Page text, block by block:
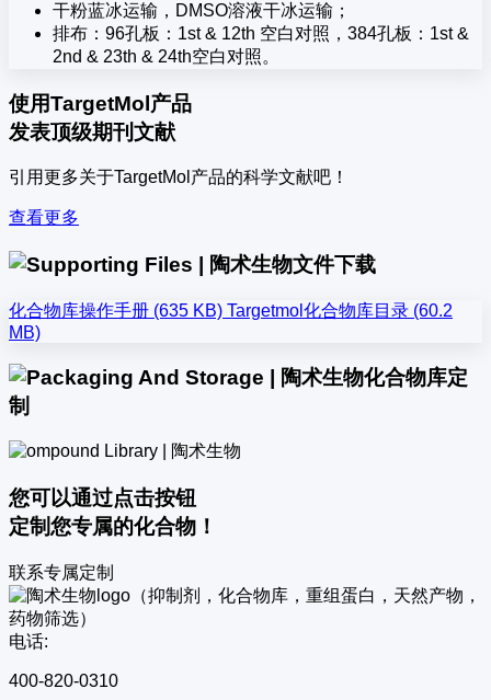
干粉蓝冰运输，DMSO溶液干冰运输；
排布：96孔板：1st & 12th 空白对照，384孔板：1st &
2nd & 23th & 24th空白对照。
使用TargetMol产品
发表顶级期刊文献
引用更多关于TargetMol产品的科学文献吧！
查看更多
文件下载
化合物库操作手册 (635 KB) Targetmol化合物库目录 (60.2
MB)
化合物库定
制
您可以通过点击按钮
定制您专属的化合物！
联系专属定制
电话:
400-820-0310